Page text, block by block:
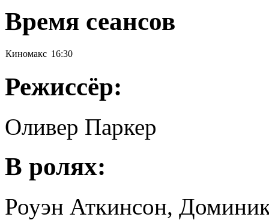
Время сеансов
Киномакс 16:30
Режиссёр:
Оливер Паркер
В ролях:
Роуэн Аткинсон,